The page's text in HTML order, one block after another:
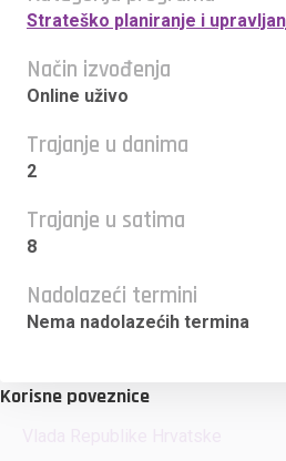
Strateško planiranje i
Način izvođenja
Online uživo
Trajanje u danima
2
Trajanje u satima
8
Nadolazeći termini
Nema nadolazećih termina
Korisne poveznice